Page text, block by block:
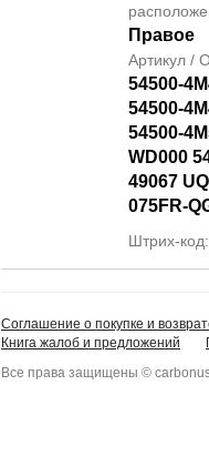
Правое
Артикул /
54500-
54500-
54500-
WD000
49067
075FR-
Штрих-
Соглашение о покупке и
Книга жалоб и предложений
Все права защищены ©